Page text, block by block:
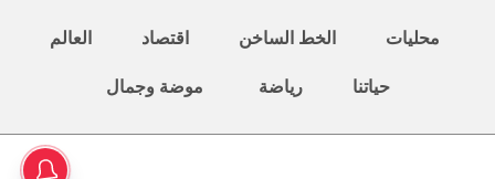
محليات الخط الساخن اقتصاد العالم
حياتنا رياضة موضة وجمال